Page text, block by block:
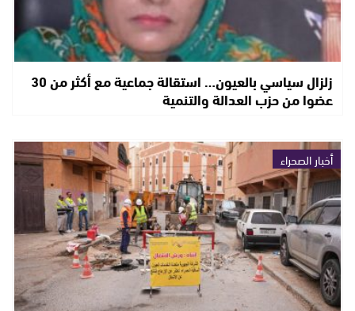
زلزال سياسي بالعيون… استقالة جماعية مع أكثر من 30
عضوا من حزب العدالة والتنمية
أخبار الصحراء